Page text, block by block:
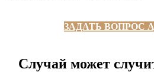
ЗАДАТЬ ВОПРОС
Случай может